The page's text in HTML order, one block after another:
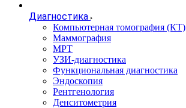
Диагностика
Компьютерная томография (КТ)
Маммография
МРТ
УЗИ-диагностика
Функциональная диагностика
Эндоскопия
Рентгенология
Денситометрия